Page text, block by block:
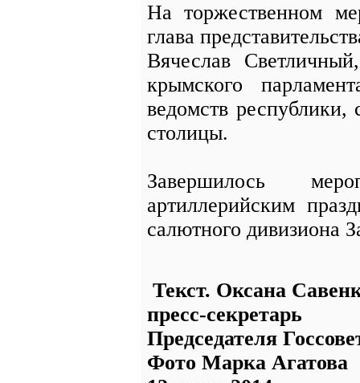
На торжественном
глава
Вячеслав
крымского
ведомств
столицы.
Завершилось
артиллерийским
салютного дивизиона
Текст. Оксана
пресс-секретарь
Председателя
Фото Марка Агатова